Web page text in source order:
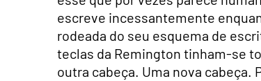
escreve incessantemente
rodeada do seu esquema de
teclas da Remington tinham-se
outra cabeça. Uma nova cabeça.